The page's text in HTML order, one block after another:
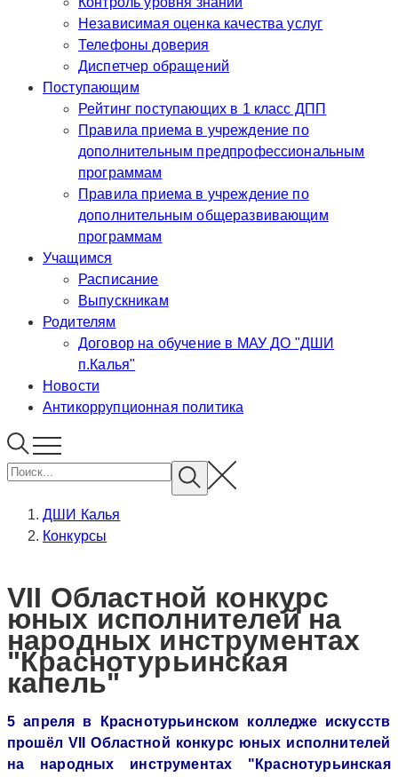
Независимая оценка качества услуг
Телефоны доверия
Диспетчер обращений
Поступающим
Рейтинг поступающих в 1 класс ДПП
Правила приема в учреждение по
дополнительным предпрофессиональным
программам
Правила приема в учреждение по
дополнительным общеразвивающим
программам
Учащимся
Расписание
Выпускникам
Родителям
Договор на обучение в МАУ ДО "ДШИ
п.Калья"
Новости
Антикоррупционная политика
ДШИ Калья
Конкурсы
VII Областной конкурс
юных исполнителей на
народных инструментах
"Краснотурьинская
капель"
5 апреля в Краснотурьинском колледже искусств
прошёл VII Областной конкурс юных исполнителей
на народных инструментах "Краснотурьинская